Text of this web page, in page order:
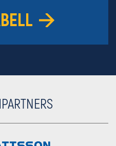
PARTNERS